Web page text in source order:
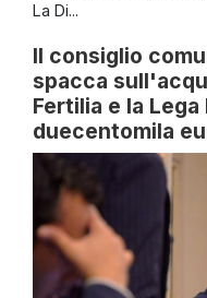
La Di...
Il consiglio
spacca
Fertilia e la
duecentomila